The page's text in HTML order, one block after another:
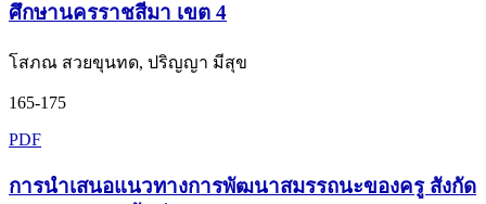
ศึกษานครราชสีมา เขต 4
โสภณ สวยขุนทด, ปริญญา มีสุข
165-175
PDF
การนำเสนอแนวทางการพัฒนาสมรรถนะของครู สังกัด